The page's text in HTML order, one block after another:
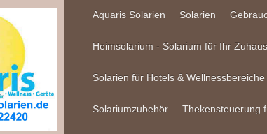
Aquaris Solarien Solarien
Heimsolarium - Solarium für Ihr
Solarien für Hotels & Wellnessbereiche
Solariumzubehör Thekensteuerung